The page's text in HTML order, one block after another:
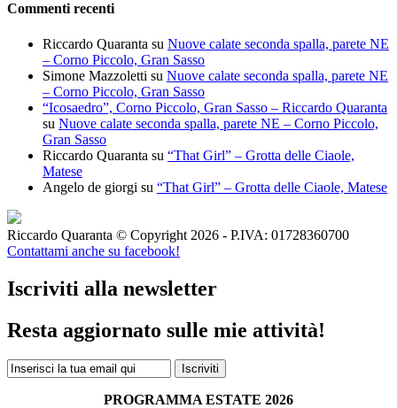
Commenti recenti
Riccardo Quaranta su Nuove calate seconda spalla, parete NE
– Corno Piccolo, Gran Sasso
Simone Mazzoletti su Nuove calate seconda spalla, parete NE
– Corno Piccolo, Gran Sasso
“Icosaedro”, Corno Piccolo, Gran Sasso – Riccardo Quaranta
su Nuove calate seconda spalla, parete NE – Corno Piccolo,
Gran Sasso
Riccardo Quaranta su “That Girl” – Grotta delle Ciaole,
Matese
Angelo de giorgi su “That Girl” – Grotta delle Ciaole, Matese
Riccardo Quaranta © Copyright 2026 - P.IVA: 01728360700
Contattami anche su facebook!
Iscriviti alla newsletter
Resta aggiornato sulle mie attività!
PROGRAMMA ESTATE 2026